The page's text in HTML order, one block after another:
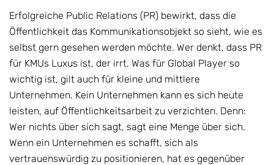
Erfolgreiche Public Relations (PR) bewirkt, dass die
Öffentlichkeit das Kommunikationsobjekt so sieht, wie es
selbst gern gesehen werden möchte. Wer denkt, dass PR
für KMUs Luxus ist, der irrt. Was für Global Player so
wichtig ist, gilt auch für kleine und mittlere
Unternehmen. Kein Unternehmen kann es sich heute
leisten, auf Öffentlichkeitsarbeit zu verzichten. Denn:
Wer nichts über sich sagt, sagt eine Menge über sich.
Wenn ein Unternehmen es schafft, sich als
vertrauenswürdig zu positionieren, hat es gegenüber